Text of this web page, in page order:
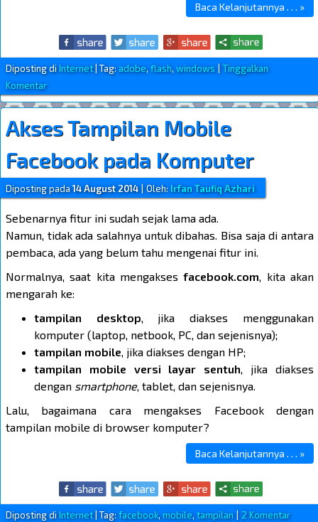
Baca Kelanjutannya . . . »
Diposting diInternet Tag:adobe,flash,windows
Tinggalkan
Komentar
Akses Tampilan Mobile
Facebook pada Komputer
Diposting pada14 August 2014 Oleh:Irfan Taufiq Azhari
Sebenarnya fitur ini sudah sejak lama ada.
Namun, tidak ada salahnya untuk dibahas. Bisa saja di antara
pembaca, ada yang belum tahu mengenai fitur ini.
Normalnya, saat kita mengaksesfacebook.com, kita akan
mengarah ke:
tampilan desktop, jika diakses menggunakan
komputer (laptop, netbook, PC, dan sejenisnya);
tampilan mobile, jika diakses dengan HP;
tampilan mobile versi layar sentuh, jika diakses
dengan smartphone, tablet, dan sejenisnya.
Lalu, bagaimana cara mengakses Facebook dengan
tampilan mobile di browser komputer?
Baca Kelanjutannya . . . »
Diposting diInternet Tag:facebook,mobile,tampilan 2 Komentar